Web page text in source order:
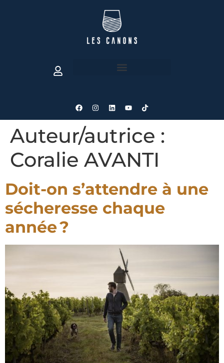
Auteur/autrice :
Coralie AVANTI
Doit-on s’attendre à une
sécheresse chaque
année ?